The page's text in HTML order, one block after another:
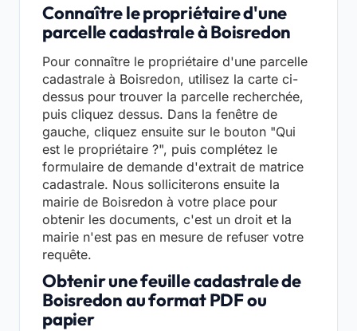
Connaître le propriétaire d'une
parcelle cadastrale à Boisredon
Pour connaître le propriétaire d'une parcelle
cadastrale à Boisredon, utilisez la carte ci-
dessus pour trouver la parcelle recherchée,
puis cliquez dessus. Dans la fenêtre de
gauche, cliquez ensuite sur le bouton "Qui
est le propriétaire ?", puis complétez le
formulaire de demande d'extrait de matrice
cadastrale. Nous solliciterons ensuite la
mairie de Boisredon à votre place pour
obtenir les documents, c'est un droit et la
mairie n'est pas en mesure de refuser votre
requête.
Obtenir une feuille cadastrale de
Boisredon au format PDF ou
papier